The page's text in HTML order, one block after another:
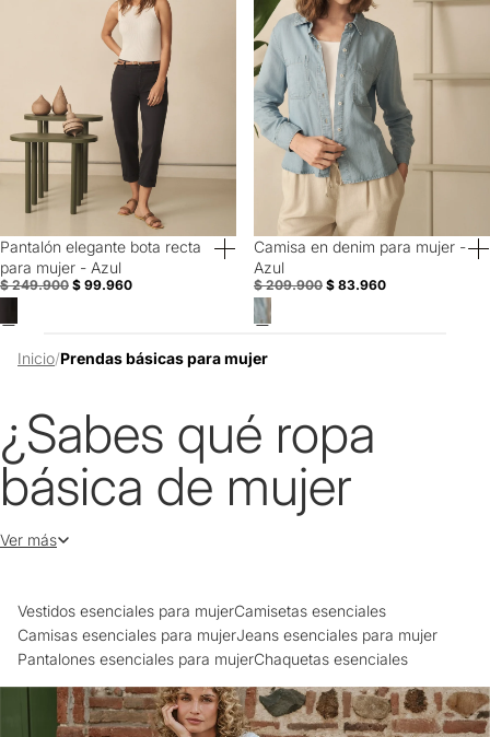
60% Off
Pantalón elegante bota recta
para mujer - Azul
$ 249.900 $ 99.960
60% Off
Camisa en denim para mujer -
Azul
$ 209.900 $ 83.960
Inicio/Prendas básicas para mujer
¿Sabes qué ropa
básica de mujer
necesitas en tu
estilo?
Apostar por prendas esenciales de buena calidad que perduren más
allá de las tendencias, siempre es una buena opción para tener un
fondo de armario dinámico y versátil. Cuando hablamos de básicos,
Ver más
Vestidos esenciales para mujerCamisetas esenciales
Camisas esenciales para mujerJeans esenciales para mujer
Pantalones esenciales para mujerChaquetas esenciales